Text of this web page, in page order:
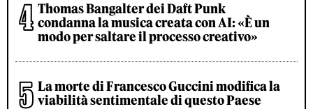
Thomas Bangalter dei Daft Punk
condanna la musica creata con AI: «È un
modo per saltare il processo creativo»
La morte di Francesco Guccini modifica la
viabilità sentimentale di questo Paese